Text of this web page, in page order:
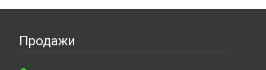
Продажи